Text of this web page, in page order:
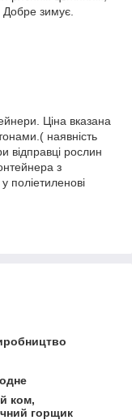
Добре зимує.
Ціна вказана
наявність
відправці рослин
з
поліетиленові
ком,
горщик